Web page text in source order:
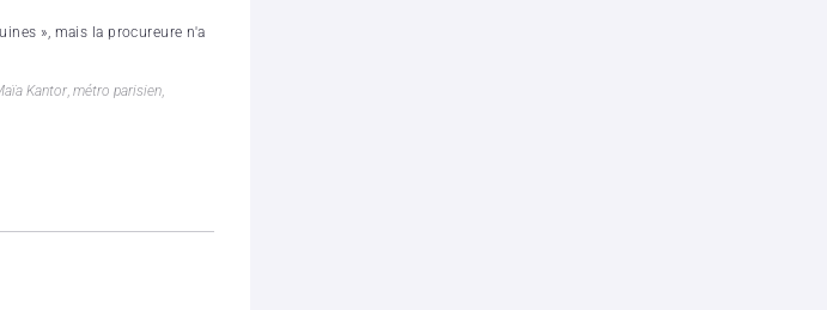
», mais la procureure n'a
Kantor, métro parisien,